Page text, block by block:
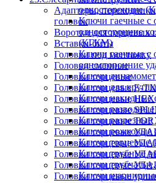
Адаптеры,
головок
Воротки для торцевых
Вставки-биты
Головки под монтажку
Головки сменные
Головки торцевые
Головки торцевые E-TX
Головки торцевые HEX
Головки торцевые
Головки торцевые
Головки торцевые
Головки торцевые
Головки торцевые
Головки торцевые
Головки торцевые
односторонние
Ключи гаечные с
односторонние
(КГКМ)
Ключи гаечные с
односторонние
Ключи
Ключи для
Ключи накидные
Ключи
Ключи разрезные
Ключи рожковые
Ключи торцевые
Ключи трубные
Ключи
Ключи